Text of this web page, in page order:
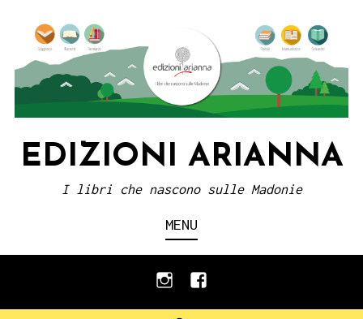
content
EDIZIONI ARIANNA
I libri che nascono sulle Madonie
MENU
instagramfacebook